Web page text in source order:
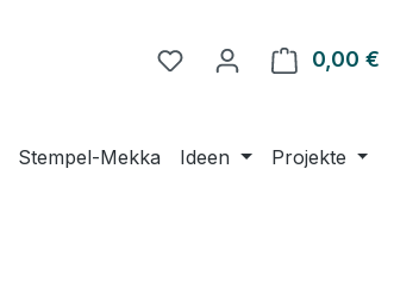
Du hast 0 Produkte auf
0,00 €
Stempel-Mekka Ideen Projekte